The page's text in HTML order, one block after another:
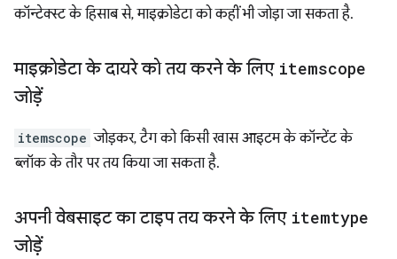
कॉन्टेक्स्ट के हिसाब से, माइक्रोडेटा को कहीं भी जोड़ा जा सकता है.
माइक्रोडेटा के दायरे को तय करने के लिए itemscope
जोड़ें
itemscope जोड़कर, टैग को किसी खास आइटम के कॉन्टेंट के
ब्लॉक के तौर पर तय किया जा सकता है.
अपनी वेबसाइट का टाइप तय करने के लिए itemtype
जोड़ें